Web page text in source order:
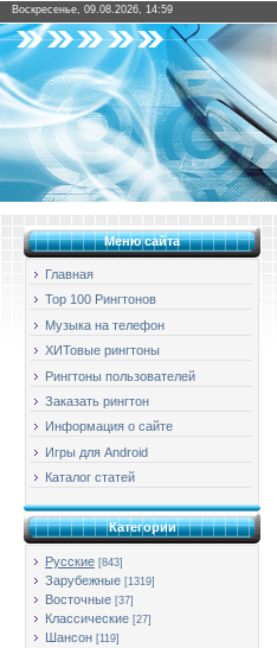
Воскресенье, 09.08.2026, 14:59
Меню сайта
Главная
Top 100 Рингтонов
Музыка на телефон
ХИТовые рингтоны
Рингтоны пользователей
Заказать рингтон
Информация о сайте
Игры для Android
Каталог статей
Категории
Русские [843]
Зарубежные [1319]
Восточные [37]
Классические [27]
Шансон [119]